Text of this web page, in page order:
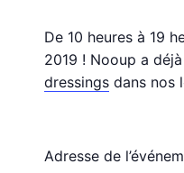
De 10 heures à 19
2019 ! Nooup a
dressings dans nos
Adresse de